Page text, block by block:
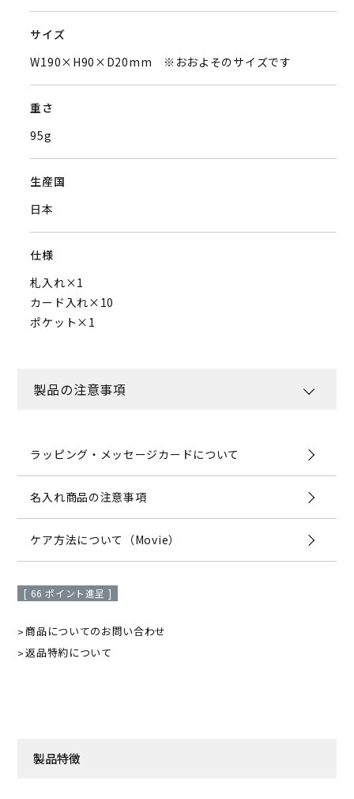
サイズ
W190×H90×D20mm ※おおよそのサイズです
重さ
95g
生産国
日本
仕様
札入れ×1
カード入れ×10
ポケット×1
製品の注意事項
ラッピング・メッセージカードについて
名入れ商品の注意事項
ケア方法について（Movie）
[ 66 ポイント進呈 ]
商品についてのお問い合わせ
返品特約について
製品特徴